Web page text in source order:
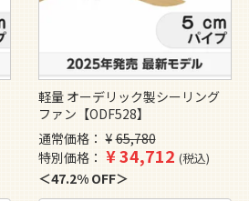
軽量 オーデリック製シーリング
ファン【ODF528】
通常価格
¥ 65,780
特別価格
¥34,712 税込
47.2% OFF